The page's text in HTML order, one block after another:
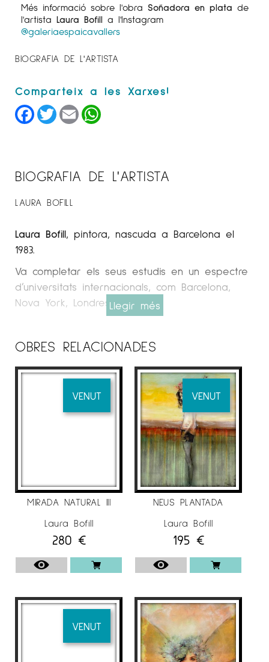
Més informació sobre l'obra Soñadora en plata de
l'artista Laura Bofill a l'Instagram
@galeriaespaicavallers
BIOGRAFIA DE L'ARTISTA
Facebook
TwitterEmail
BIOGRAFIA DE L'ARTISTA
LAURA BOFILL
Laura Bofill, pintora, nascuda a Barcelona el
1983.
Va completar els seus estudis en un espectre
d’universitats internacionals, com Barcelona,
Nova York, Londres i Dublín.
Ha estat estudiant en diferents modalitats
dissenyadora gràfica, fotografia, dissenyadora
tèxtil, ceràmica i pintura.
Després de tenir totes aquestes experiències
diferents, estudiant diferents tècniques, va
decidir centrar-se en allò que més li
agradava, combinant pintura i fotografia,
creant profunditat i vitalitat a través de la
superfície de resina acrílica en cadascuna de
les seves obres.
Després d’haver realitzat els seus estudis a la
universitat, va començar a treballar al seu
estudi familiar, on va aprendre a treballar
amb nous materials com la resina fins ara.
Ha exposat en diferents galeries de tot
com a Suècia, Dinamarca, Anglaterra,
Alemanya, Holanda, Espanya i França, així com
Llegir més
OBRES RELACIONADES
VENUT
MIRADA NATURAL III
Laura Bofill
280 €
VENUT
VENUT
NEUS PLANTADA
Laura Bofill
195 €